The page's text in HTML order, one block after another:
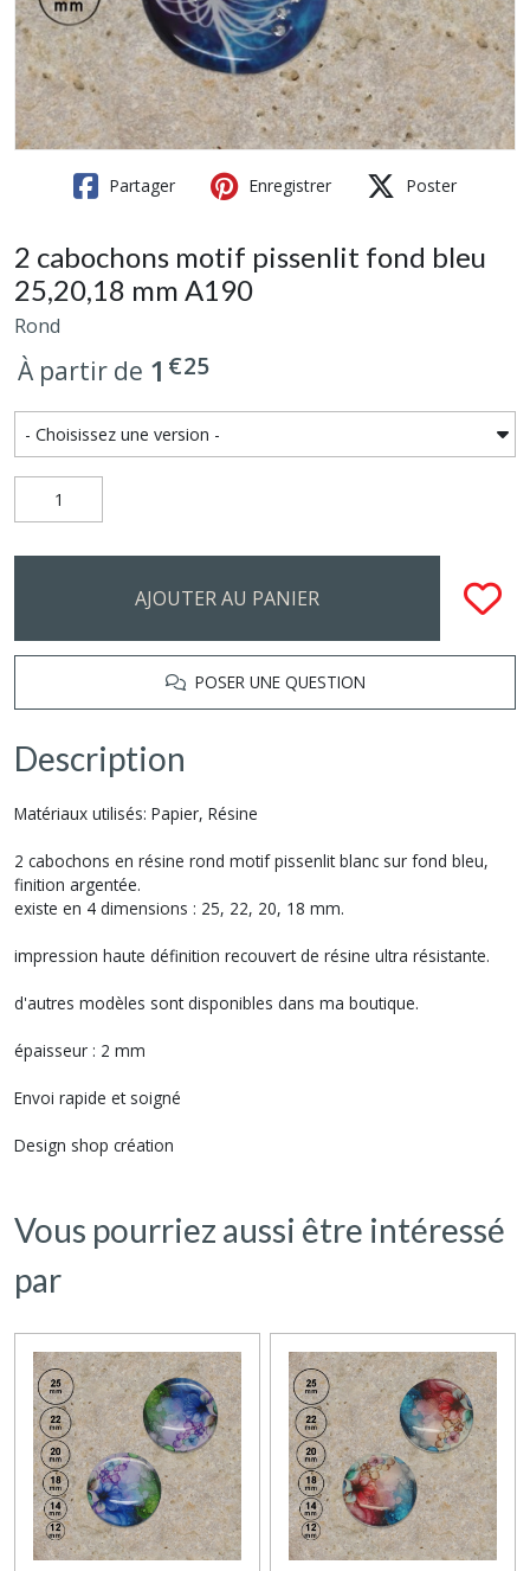
Partager Enregistrer Poster
2 cabochons motif pissenlit fond bleu
25,20,18 mm A190
Rond
À partir de 1 €25
AJOUTER AU PANIER
POSER UNE QUESTION
Description
Matériaux utilisés: Papier, Résine
2 cabochons en résine rond motif pissenlit blanc sur fond bleu,
finition argentée.
existe en 4 dimensions : 25, 22, 20, 18 mm.
impression haute définition recouvert de résine ultra résistante.
d'autres modèles sont disponibles dans ma boutique.
épaisseur : 2 mm
Envoi rapide et soigné
Design shop création
Vous pourriez aussi être intéressé
par